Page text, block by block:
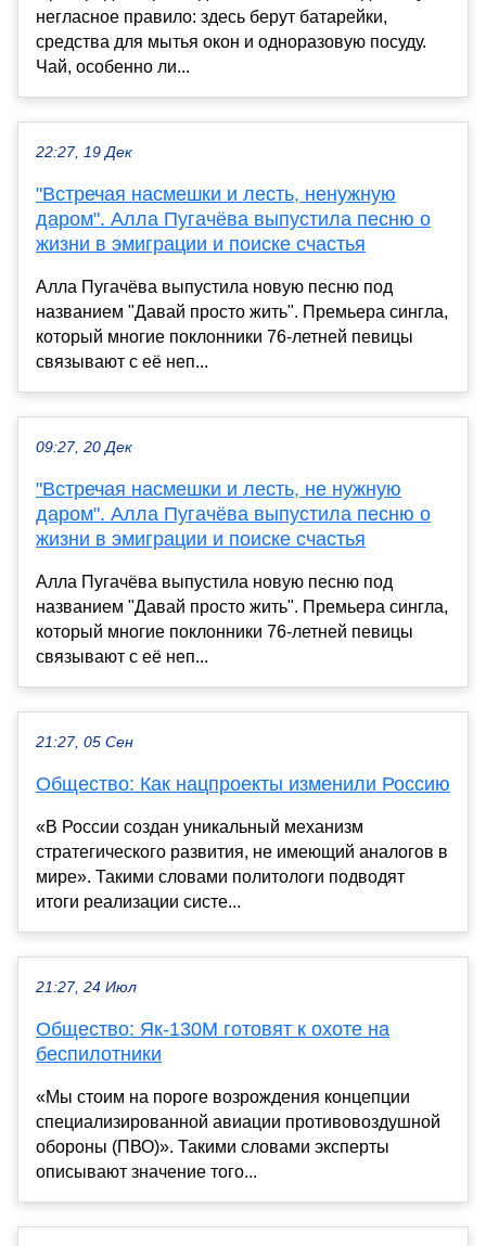
негласное правило: здесь берут батарейки,
средства для мытья окон и одноразовую посуду.
Чай, особенно ли...
22:27, 19 Дек
"Встречая насмешки и лесть, ненужную
даром". Алла Пугачёва выпустила песню о
жизни в эмиграции и поиске счастья
Алла Пугачёва выпустила новую песню под
названием "Давай просто жить". Премьера сингла,
который многие поклонники 76-летней певицы
связывают с её неп...
09:27, 20 Дек
"Встречая насмешки и лесть, не нужную
даром". Алла Пугачёва выпустила песню о
жизни в эмиграции и поиске счастья
Алла Пугачёва выпустила новую песню под
названием "Давай просто жить". Премьера сингла,
который многие поклонники 76-летней певицы
связывают с её неп...
21:27, 05 Сен
Общество: Как нацпроекты изменили Россию
«В России создан уникальный механизм
стратегического развития, не имеющий аналогов в
мире». Такими словами политологи подводят
итоги реализации систе...
21:27, 24 Июл
Общество: Як-130М готовят к охоте на
беспилотники
«Мы стоим на пороге возрождения концепции
специализированной авиации противовоздушной
обороны (ПВО)». Такими словами эксперты
описывают значение того...